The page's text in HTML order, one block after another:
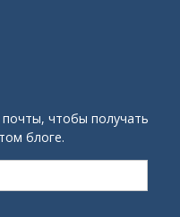
чтобы получать
блоге.